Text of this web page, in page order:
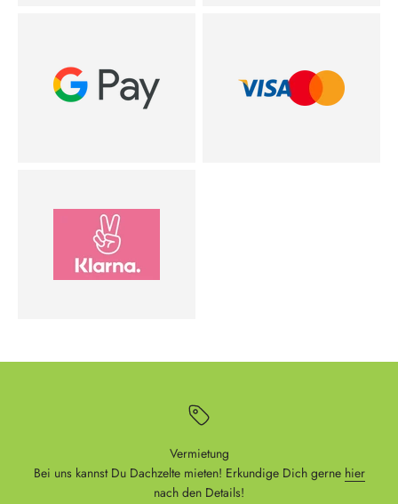
Vermietung
Bei uns kannst Du Dachzelte mieten! Erkundige Dich gerne hier
nach den Details!